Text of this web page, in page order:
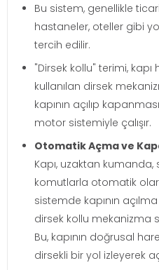
Bu sistem, genellikle
hastaneler, oteller gibi
tercih edilir.
"Dirsek kollu" terimi,
kullanılan dirsek
kapının açılıp
motor sistemiyle çalışır.
Otomatik Açma ve
Kapı, uzaktan
komutlarla otomatik
sistemde kapının
dirsek kollu mekanizma
Bu, kapının doğrusal
dirsekli bir yol izleyerek